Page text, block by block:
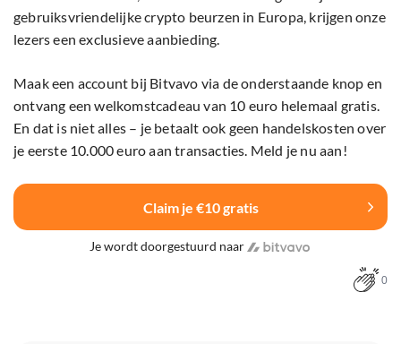
gebruiksvriendelijke crypto beurzen in Europa, krijgen onze
lezers een exclusieve aanbieding.
Maak een account bij Bitvavo via de onderstaande knop en
ontvang een welkomstcadeau van 10 euro helemaal gratis.
En dat is niet alles – je betaalt ook geen handelskosten over
je eerste 10.000 euro aan transacties. Meld je nu aan!
Claim je €10 gratis
Je wordt doorgestuurd naar
0